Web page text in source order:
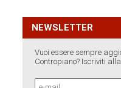
NEWSLETTER
Vuoi essere sempre
Contropiano? Iscriviti